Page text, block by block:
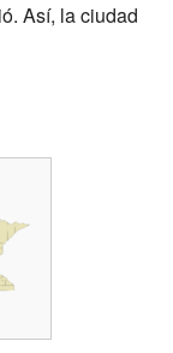
Así, la ciudad